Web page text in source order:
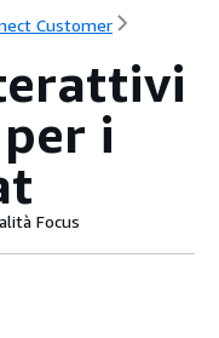
Customer
i
Focus